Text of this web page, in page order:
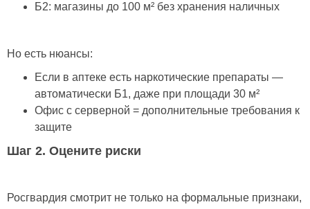
Б2: магазины до 100 м² без хранения наличных
Но есть нюансы:
Если в аптеке есть наркотические препараты —
автоматически Б1, даже при площади 30 м²
Офис с серверной = дополнительные требования к
защите
Шаг 2. Оцените риски
Росгвардия смотрит не только на формальные признаки,